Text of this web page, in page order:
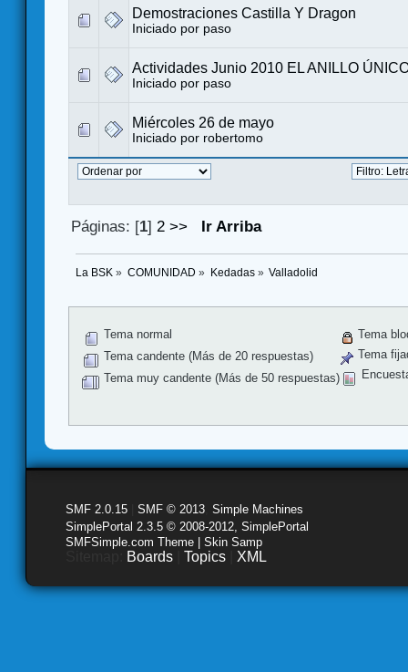
Demostraciones Castilla Y Dragon
Iniciado por paso
Actividades Junio 2010 EL ANILLO
Iniciado por paso
Miércoles 26 de mayo
Iniciado por robertomo
Páginas: [1] 2 >> Ir Arriba
La BSK » COMUNIDAD » Kedadas» Valladolid
Tema normal
Tema candente (Más de 20 respuestas)
Tema muy candente (Más de 50 respuestas)
Tema
Tema
SMF 2.0.15 SMF © 2013 Simple Machines
SimplePortal 2.3.5 © 2008-2012, SimplePortal
SMFSimple.com Theme | Skin Samp
Boards Topics XML